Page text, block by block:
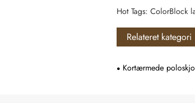
Hot Tags: ColorBlock
Relateret kategori
Kortærmede